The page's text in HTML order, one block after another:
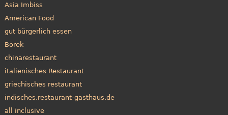
Asia Imbiss
American Food
gut bürgerlich essen
Börek
chinarestaurant
italienisches Restaurant
griechisches restaurant
indisches.restaurant-gasthaus.de
all inclusive